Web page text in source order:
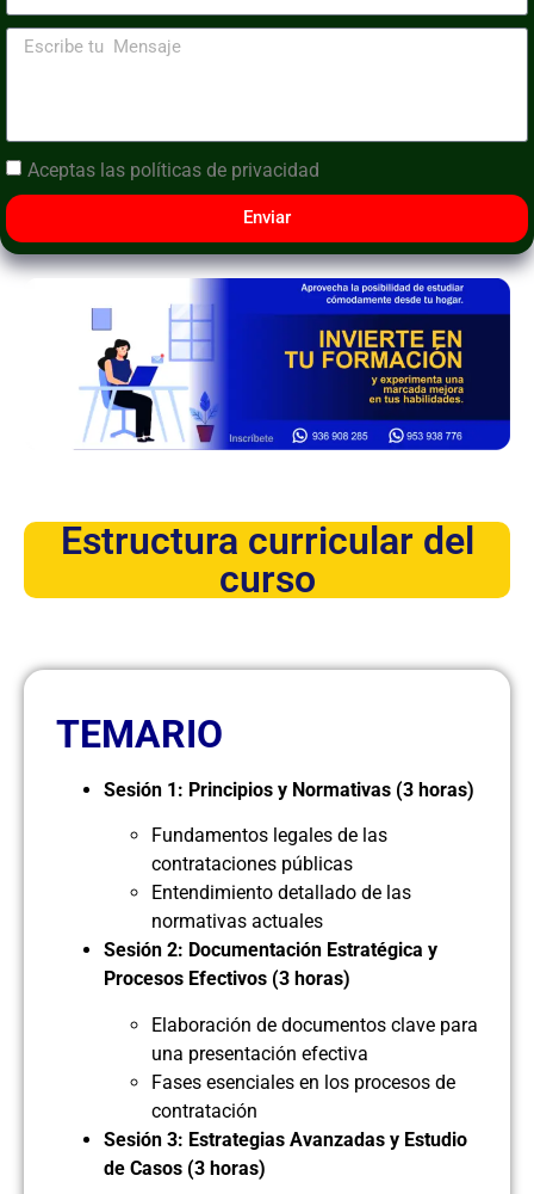
Aceptas las políticas de privacidad
Enviar
Estructura curricular del
curso
TEMARIO
Sesión 1: Principios y Normativas (3 horas)
Fundamentos legales de las
contrataciones públicas
Entendimiento detallado de las
normativas actuales
Sesión 2: Documentación Estratégica y
Procesos Efectivos (3 horas)
Elaboración de documentos clave para
una presentación efectiva
Fases esenciales en los procesos de
contratación
Sesión 3: Estrategias Avanzadas y Estudio
de Casos (3 horas)